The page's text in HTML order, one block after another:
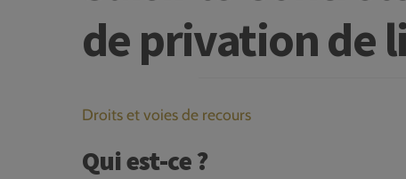
de privation de
Droits et voies de recours
Qui est-ce ?